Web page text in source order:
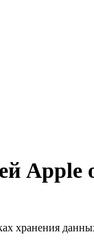
Apple
хранения